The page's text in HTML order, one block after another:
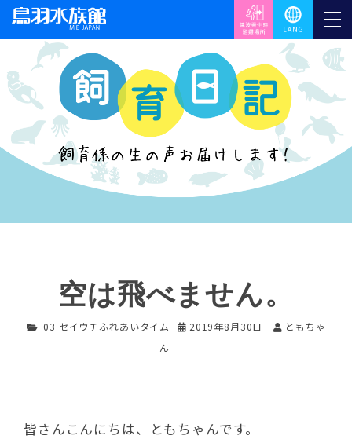
空は飛べません。
03 セイウチふれあいタイム 2019年8月30日
ともちゃ
ん
皆さんこんにちは、ともちゃんです。